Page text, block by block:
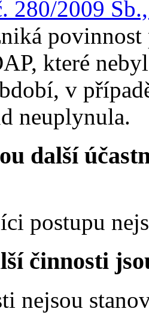
280/2009
povinnost
které
v
neuplynula.
další
postupu
činnosti
nejsou